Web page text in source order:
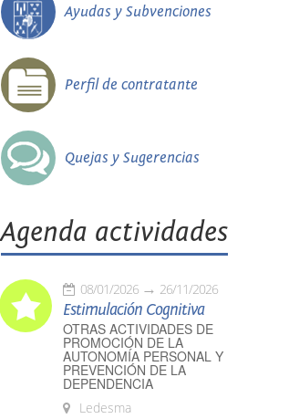
Ayudas y Subvenciones
Perfil de contratante
Quejas y Sugerencias
Agenda actividades
08/01/2026 26/11/2026
Estimulación Cognitiva
OTRAS ACTIVIDADES DE
PROMOCIÓN DE LA
AUTONOMÍA PERSONAL Y
PREVENCIÓN DE LA
DEPENDENCIA
Ledesma